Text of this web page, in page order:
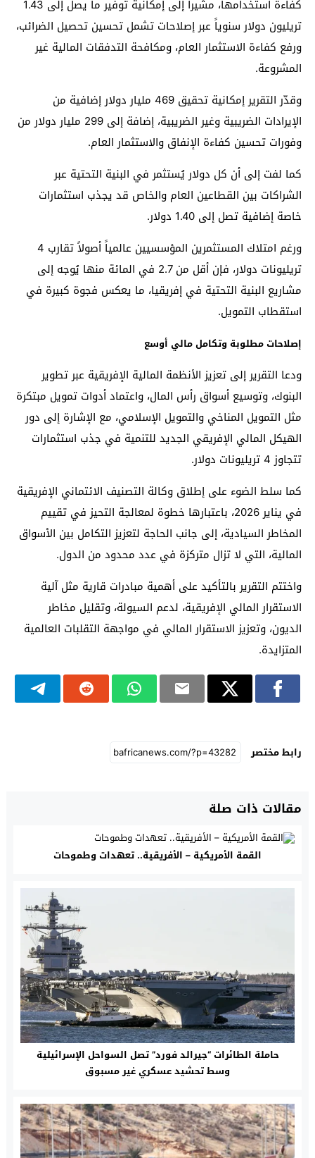
كفاءة استخدامها، مشيراً إلى إمكانية توفير ما يصل إلى 1.43
تريليون دولار سنوياً عبر إصلاحات تشمل تحسين تحصيل الضرائب،
ورفع كفاءة الاستثمار العام، ومكافحة التدفقات المالية غير
المشروعة.
وقدّر التقرير إمكانية تحقيق 469 مليار دولار إضافية من
الإيرادات الضريبية وغير الضريبية، إضافة إلى 299 مليار دولار من
وفورات تحسين كفاءة الإنفاق والاستثمار العام.
كما لفت إلى أن كل دولار يُستثمر في البنية التحتية عبر
الشراكات بين القطاعين العام والخاص قد يجذب استثمارات
خاصة إضافية تصل إلى 1.40 دولار.
ورغم امتلاك المستثمرين المؤسسيين عالمياً أصولاً تقارب 4
تريليونات دولار، فإن أقل من 2.7 في المائة منها يُوجه إلى
مشاريع البنية التحتية في إفريقيا، ما يعكس فجوة كبيرة في
استقطاب التمويل.
إصلاحات مطلوبة وتكامل مالي أوسع
ودعا التقرير إلى تعزيز الأنظمة المالية الإفريقية عبر تطوير
البنوك، وتوسيع أسواق رأس المال، واعتماد أدوات تمويل مبتكرة
مثل التمويل المناخي والتمويل الإسلامي، مع الإشارة إلى دور
الهيكل المالي الإفريقي الجديد للتنمية في جذب استثمارات
تتجاوز 4 تريليونات دولار.
كما سلط الضوء على إطلاق وكالة التصنيف الائتماني الإفريقية
في يناير 2026، باعتبارها خطوة لمعالجة التحيز في تقييم
المخاطر السيادية، إلى جانب الحاجة لتعزيز التكامل بين الأسواق
المالية، التي لا تزال متركزة في عدد محدود من الدول.
واختتم التقرير بالتأكيد على أهمية مبادرات قارية مثل آلية
الاستقرار المالي الإفريقية، لدعم السيولة، وتقليل مخاطر
الديون، وتعزيز الاستقرار المالي في مواجهة التقلبات العالمية
المتزايدة.
رابط مختصر
مقالات ذات صلة
القمة الأمريكية – الأفريقية.. تعهدات وطموحات
حاملة الطائرات “جيرالد فورد” تصل السواحل الإسرائيلية
وسط تحشيد عسكري غير مسبوق